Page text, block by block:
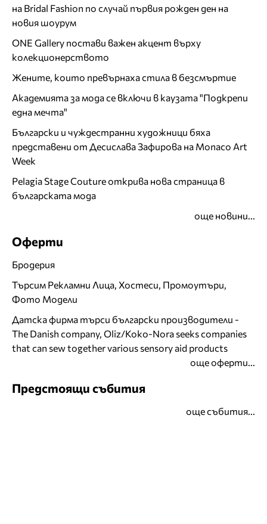
на Bridal Fashion по случай първия рожден ден на
новия шоурум
ONE Gallery постави важен акцент върху
колекционерството
Жените, които превърнаха стила в безсмъртие
Академията за мода се включи в каузата "Подкрепи
една мечта"
Български и чуждестранни художници бяха
представени от Десислава Зафирова на Monaco Art
Week
Pelagia Stage Couture открива нова страница в
българската мода
още новини...
Оферти
Бродерия
Търсим Рекламни Лица, Хостеси, Промоутъри,
Фото Модели
Датска фирма търси български производители -
The Danish company, Oliz/Koko-Nora seeks companies
that can sew together various sensory aid products
още оферти...
Предстоящи събития
още събития...